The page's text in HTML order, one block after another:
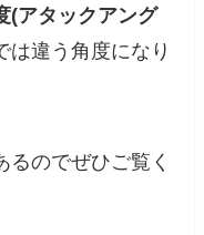
(アタックアング
は違う角度になり
のでぜひご覧く